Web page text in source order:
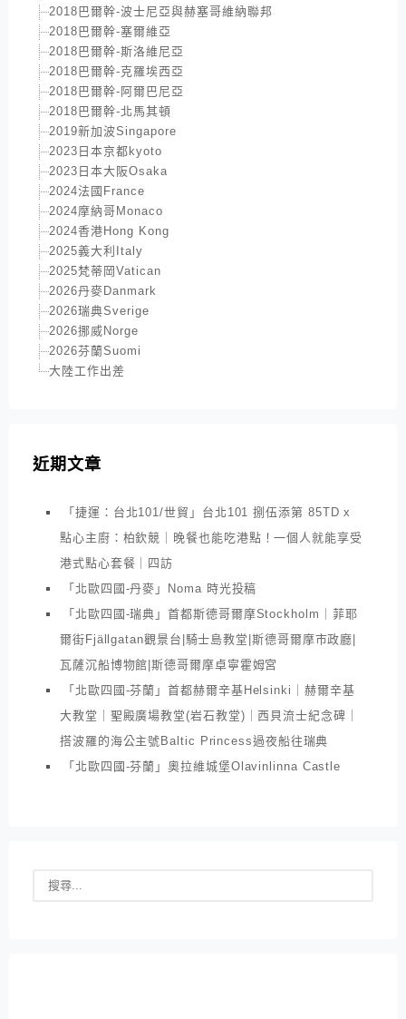
2018巴爾幹-波士尼亞與赫塞哥維納聯邦
2018巴爾幹-塞爾維亞
2018巴爾幹-斯洛維尼亞
2018巴爾幹-克羅埃西亞
2018巴爾幹-阿爾巴尼亞
2018巴爾幹-北馬其頓
2019新加波Singapore
2023日本京都kyoto
2023日本大阪Osaka
2024法國France
2024摩納哥Monaco
2024香港Hong Kong
2025義大利Italy
2025梵蒂岡Vatican
2026丹麥Danmark
2026瑞典Sverige
2026挪威Norge
2026芬蘭Suomi
大陸工作出差
近期文章
「捷運：台北101/世貿」台北101 捌伍添第 85TD x
點心主廚：柏欽競｜晚餐也能吃港點！一個人就能享受
港式點心套餐｜四訪
「北歐四國-丹麥」Noma 時光投稿
「北歐四國-瑞典」首都斯德哥爾摩Stockholm｜菲耶
爾街Fjällgatan觀景台|騎士島教堂|斯德哥爾摩市政廳|
瓦薩沉船博物館|斯德哥爾摩卓寧霍姆宮
「北歐四國-芬蘭」首都赫爾辛基Helsinki｜赫爾辛基
大教堂｜聖殿廣場教堂(岩石教堂)｜西貝流士紀念碑｜
搭波羅的海公主號Baltic Princess過夜船往瑞典
「北歐四國-芬蘭」奧拉維城堡Olavinlinna Castle